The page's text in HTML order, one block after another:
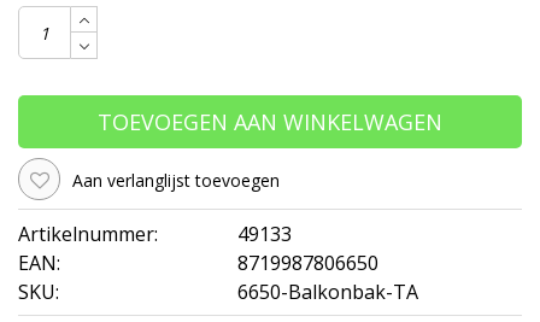
TOEVOEGEN AAN WINKELWAGEN
Aan verlanglijst toevoegen
Artikelnummer:
49133
EAN:
8719987806650
SKU:
6650-Balkonbak-TA